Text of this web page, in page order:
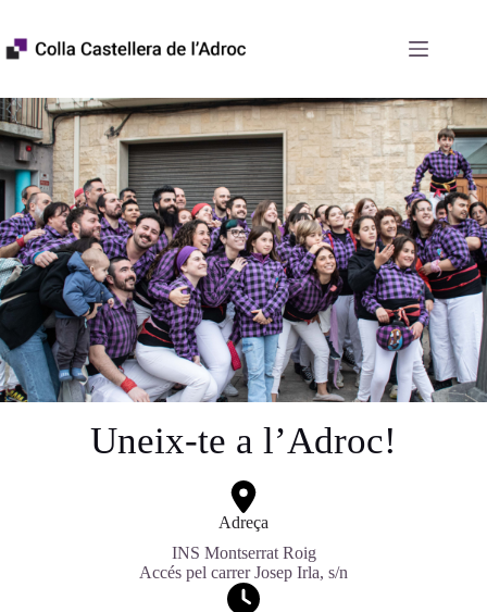
content
Uneix-te a l’Adroc!
Adreça
INS Montserrat Roig
Accés pel carrer Josep Irla, s/n